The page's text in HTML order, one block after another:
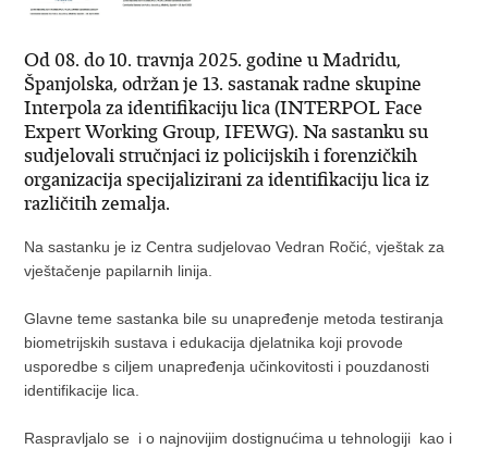
Od 08. do 10. travnja 2025. godine u Madridu,
Španjolska, održan je 13. sastanak radne skupine
Interpola za identifikaciju lica (INTERPOL Face
Expert Working Group, IFEWG). Na sastanku su
sudjelovali stručnjaci iz policijskih i forenzičkih
organizacija specijalizirani za identifikaciju lica iz
različitih zemalja.
Na sastanku je iz Centra sudjelovao Vedran Ročić, vještak za
vještačenje papilarnih linija.
Glavne teme sastanka bile su unapređenje metoda testiranja
biometrijskih sustava i edukacija djelatnika koji provode
usporedbe s ciljem unapređenja učinkovitosti i pouzdanosti
identifikacije lica.
Raspravljalo se i o najnovijim dostignućima u tehnologiji kao i